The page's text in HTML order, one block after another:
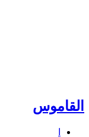
القاموس